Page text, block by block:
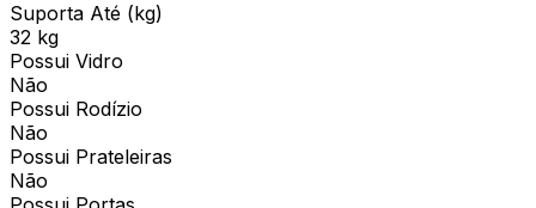
Suporta Até (kg)
32 kg
Possui Vidro
Não
Possui Rodízio
Não
Possui Prateleiras
Não